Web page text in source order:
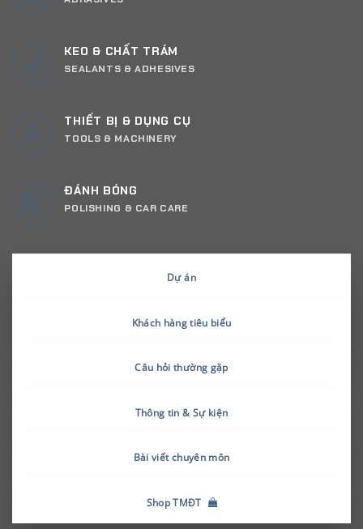
KEO & CHẤT TRÁM
SEALANTS & ADHESIVES
THIẾT BỊ & DỤNG CỤ
TOOLS & MACHINERY
ĐÁNH BÓNG
POLISHING & CAR CARE
Dự án
Khách hàng tiêu biểu
Câu hỏi thường gặp
Thông tin & Sự kiện
Bài viết chuyên môn
Shop TMĐT